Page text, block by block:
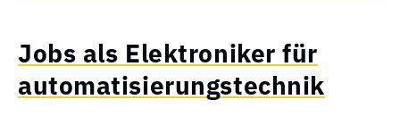
Jobs als Elektroniker für
automatisierungstechnik